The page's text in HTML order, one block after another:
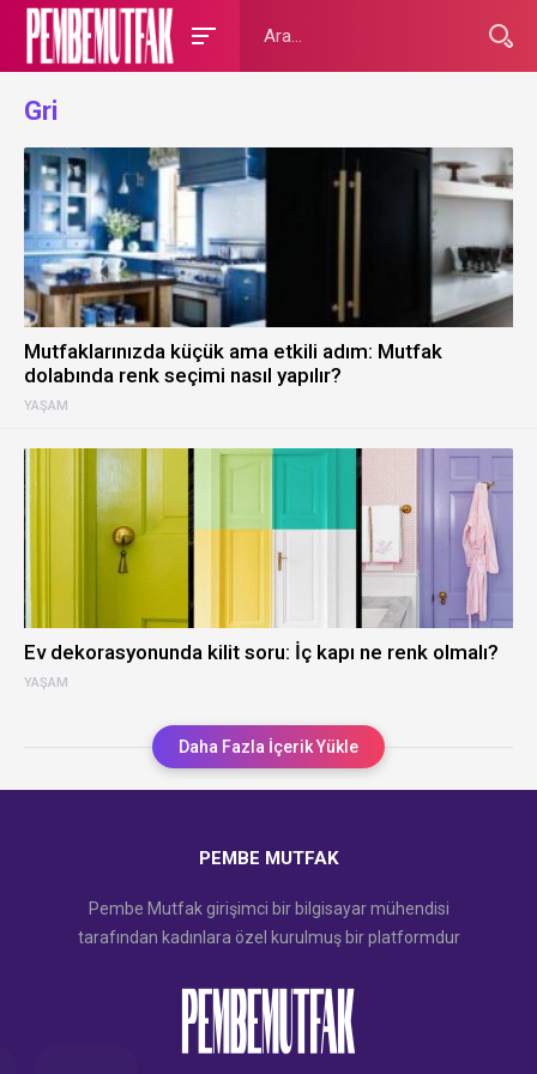
Gri
YAŞAM
Mutfaklarınızda küçük ama etkili adım: Mutfak
dolabında renk seçimi nasıl yapılır?
YAŞAM
Ev dekorasyonunda kilit soru: İç kapı ne renk olmalı?
Daha Fazla İçerik Yükle
PEMBE MUTFAK
Pembe Mutfak girişimci bir bilgisayar mühendisi
tarafından kadınlara özel kurulmuş bir platformdur